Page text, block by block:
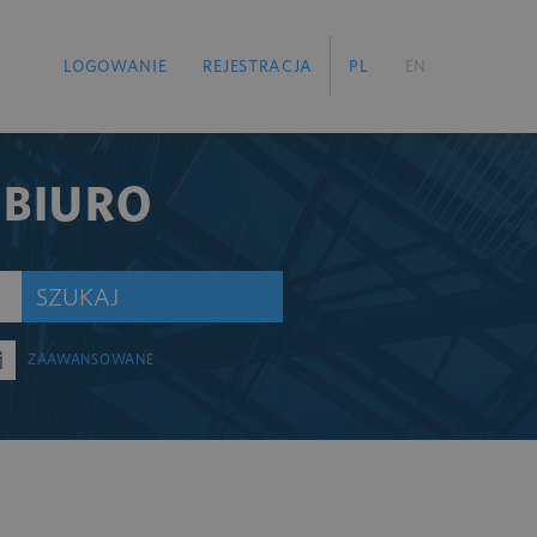
PL EN
LOGOWANIE REJESTRACJA
SZUKAJ
ZAAWANSOWANE